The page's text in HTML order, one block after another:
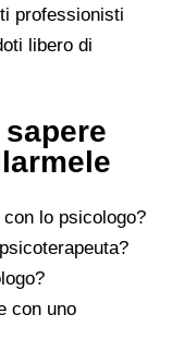
professionisti
libero di
lo psicologo?
con uno